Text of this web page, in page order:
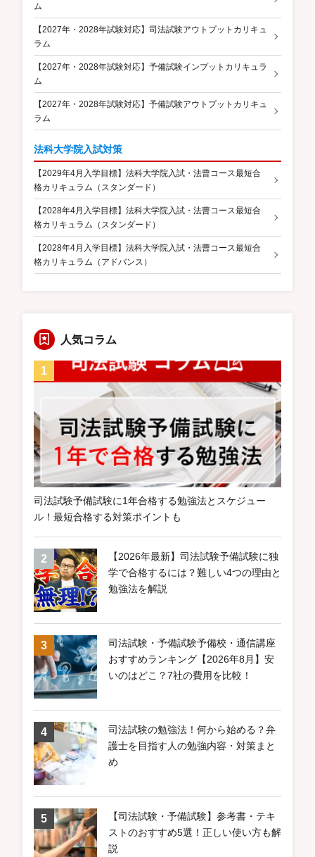
ム
【2027年・2028年試験対応】司法試験アウトプットカリキュ
ラム
【2027年・2028年試験対応】予備試験インプットカリキュラ
ム
【2027年・2028年試験対応】予備試験アウトプットカリキュ
ラム
法科大学院入試対策
【2029年4月入学目標】法科大学院入試・法曹コース最短合
格カリキュラム（スタンダード）
【2028年4月入学目標】法科大学院入試・法曹コース最短合
格カリキュラム（スタンダード）
【2028年4月入学目標】法科大学院入試・法曹コース最短合
格カリキュラム（アドバンス）
人気コラム
司法試験予備試験に1年合格する勉強法とスケジュー
ル！最短合格する対策ポイントも
【2026年最新】司法試験予備試験に独
学で合格するには？難しい4つの理由と
勉強法を解説
司法試験・予備試験予備校・通信講座
おすすめランキング【2026年8月】安
いのはどこ？7社の費用を比較！
司法試験の勉強法！何から始める？弁
護士を目指す人の勉強内容・対策まと
め
【司法試験・予備試験】参考書・テキ
ストのおすすめ5選！正しい使い方も解
説